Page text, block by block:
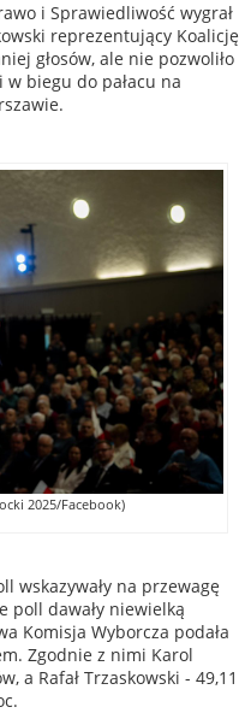
i Sprawiedliwość wygrał
reprezentujący Koalicję
głosów, ale nie pozwoliło
biegu do pałacu na
2025/Facebook)
wskazywały na przewagę
poll dawały niewielką
Komisja Wyborcza podała
Zgodnie z nimi Karol
a Rafał Trzaskowski - 49,11